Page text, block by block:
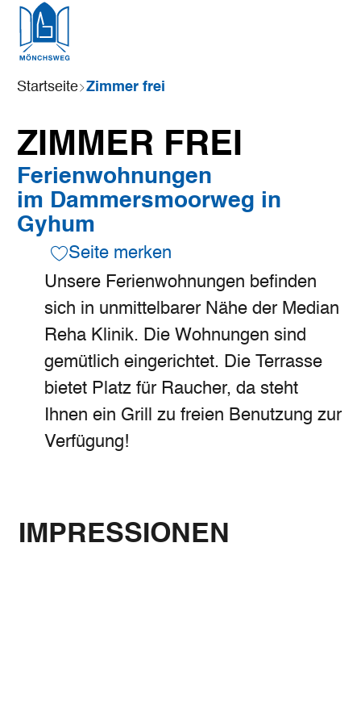
Sie
sind
Startseite Zimmer frei
ZIMMER FREI
Ferienwohnungen
im Dammersmoorweg in
Gyhum
Seite merken
Unsere Ferienwohnungen befinden
sich in unmittelbarer Nähe der Median
Reha Klinik. Die Wohnungen sind
gemütlich eingerichtet. Die Terrasse
bietet Platz für Raucher, da steht
Ihnen ein Grill zu freien Benutzung zur
Verfügung!
IMPRESSIONEN